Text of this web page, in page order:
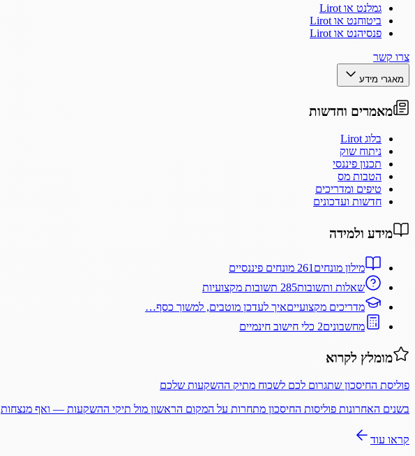
גמלנט או Lirot
ביטוחנט או Lirot
פנסיהנט או Lirot
צרו קשר
מאגרי מידע
מאמרים וחדשות
בלוג Lirot
ניתוח שוק
תכנון פיננסי
הטבות מס
טיפים ומדריכים
חדשות ועדכונים
מידע ולמידה
מילון מונחים 261 מונחים פיננסיים
שאלות ותשובות285 תשובות מקצועיות
מדריכים מקצועייםאיך לעדכן מוטבים, למשוך כסף…
מחשבונים2 כלי חישוב חינמיים
מומלץ לקרוא
פוליסת החיסכון שתגרום לכם לשכוח מתיק ההשקעות שלכם
בשנים האחרונות פוליסות החיסכון מתחרות על המקום הראשון מול תיקי ההשקעות — ואף מנצחות
קראו עוד